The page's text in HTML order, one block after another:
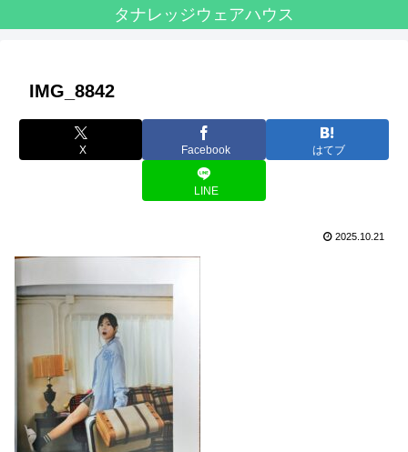
タナレッジウェアハウス
IMG_8842
X Facebook はてブ
LINE
2025.10.21